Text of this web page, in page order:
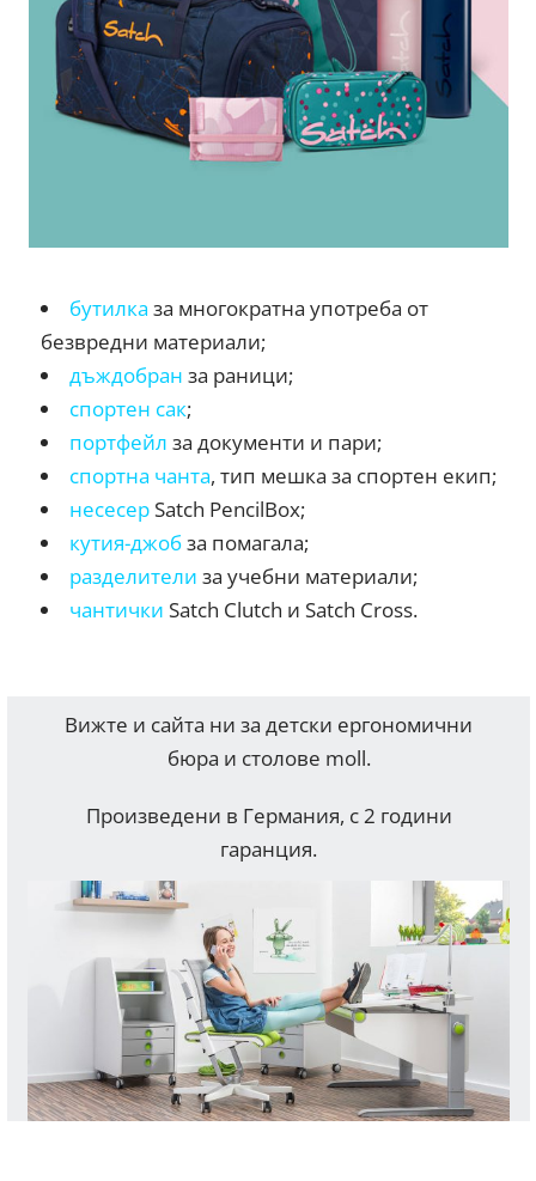
бутилка за многократна употреба от
безвредни материали;
дъждобран за раници;
спортен сак;
портфейл за документи и пари;
спортна чанта, тип мешка за спортен екип;
несесерSatch PencilBox;
кутия-джобза помагала;
разделителиза учебни материали;
чантички Satch Clutch и Satch Cross.
Вижте и сайта ни за детски ергономични
бюра и столове moll.
Произведени в Германия, с 2 години
гаранция.